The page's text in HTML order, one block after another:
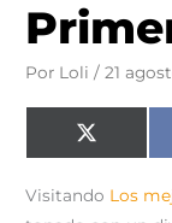
Por Loli/21
Compartir
en
X
(
i
t
Visitando Los